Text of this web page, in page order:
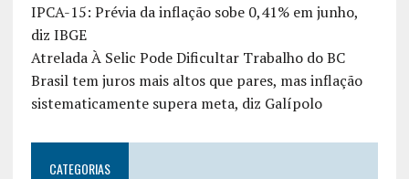
IPCA-15: Prévia da inflação sobe 0,41% em junho,
diz IBGE
Atrelada À Selic Pode Dificultar Trabalho do BC
Brasil tem juros mais altos que pares, mas inflação
sistematicamente supera meta, diz Galípolo
CATEGORIAS